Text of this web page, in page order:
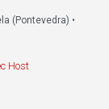
(Pontevedra) •
Host